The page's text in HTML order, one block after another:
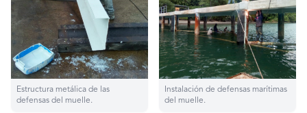
Estructura metálica de las
defensas del muelle.
Instalación de defensas marítimas
del muelle.